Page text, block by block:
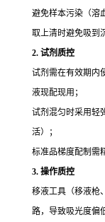
避免样本污染（溶
取上清时避免吸到
2. 试剂质控
试剂需在有效期内
液现配现用；
试剂混匀时采用轻
活）；
标准品梯度配制需
3. 操作质控
移液工具（移液枪
路，导致吸光度偏